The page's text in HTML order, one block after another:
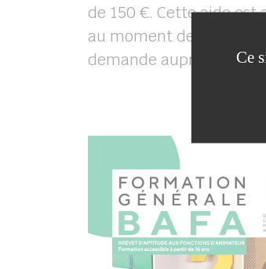
de 150 €. Cette aide est
au moment de la
demande auprès de laCe